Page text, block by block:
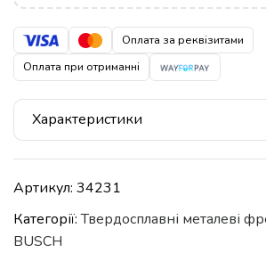
Оплата за реквізитами
Оплата при отриманні
Характеристики
Артикул: 34231
Категорії:Твердосплавні металеві
BUSCH